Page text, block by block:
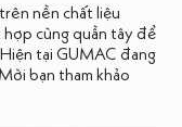
nền chất liệu
cùng quần tây để
tại GUMAC đang
bạn tham khảo